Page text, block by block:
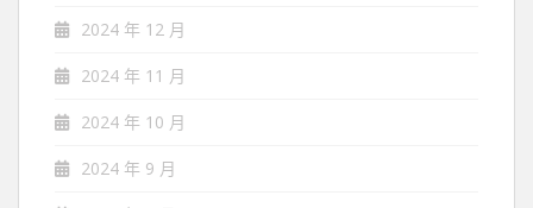
2024 年 12 月
2024 年 11 月
2024 年 10 月
2024 年 9 月